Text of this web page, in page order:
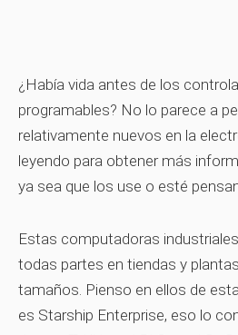
¿Había vida antes de los
programables? No lo parece a
relativamente nuevos en la
leyendo para obtener más
ya sea que los use o esté
Estas computadoras
todas partes en tiendas y
tamaños. Pienso en ellos de
es Starship Enterprise, eso lo